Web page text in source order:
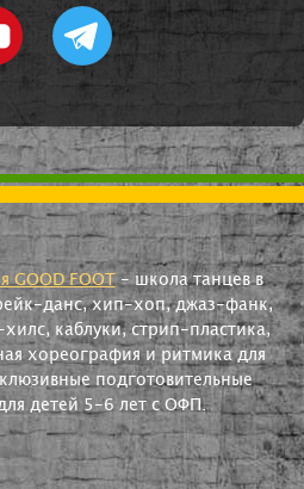
GOOD FOOT- школа танцев в
данс, хип-хоп, джаз-фанк,
каблуки, стрип-пластика,
хореография и ритмика для
подготовительные
детей 5-6 лет с ОФП.